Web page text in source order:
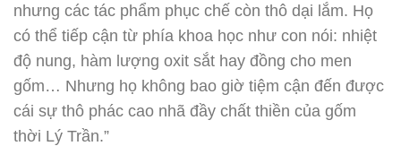
nhưng các tác phẩm phục chế còn thô dại lắm. Họ
có thể tiếp cận từ phía khoa học như con nói: nhiệt
độ nung, hàm lượng oxit sắt hay đồng cho men
gốm… Nhưng họ không bao giờ tiệm cận đến được
cái sự thô phác cao nhã đầy chất thiền của gốm
thời Lý Trần.”